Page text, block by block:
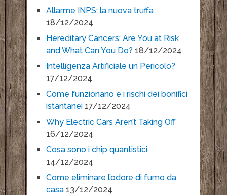
Allarme INPS: la nuova truffa
18/12/2024
Hereditary Cancers: Are You at Risk
and What Can You Do? 18/12/2024
Intelligenza Artificiale un Pericolo?
17/12/2024
Come funzionano e i rischi dei bonifici
istantanei 17/12/2024
Why Electric Cars Aren’t Taking Off
16/12/2024
Cosa sono i chip quantistici
14/12/2024
Come eliminare l’odore di fumo da
casa 13/12/2024